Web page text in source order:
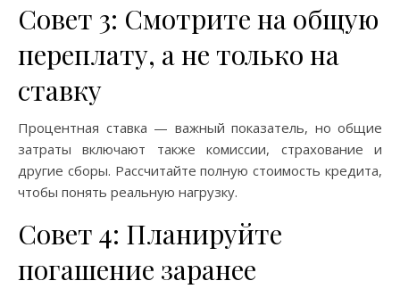
Совет 3: Смотрите на общую
переплату, а не только на
ставку
Процентная ставка — важный показатель, но общие
затраты включают также комиссии, страхование и
другие сборы. Рассчитайте полную стоимость кредита,
чтобы понять реальную нагрузку.
Совет 4: Планируйте
погашение заранее